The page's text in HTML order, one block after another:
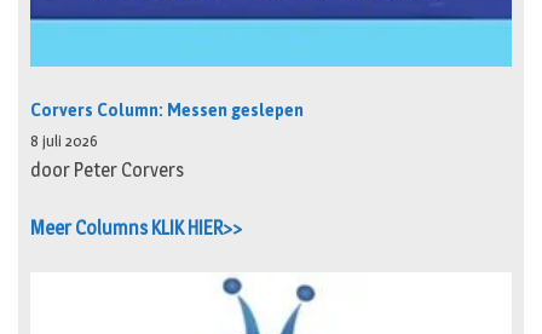
Corvers Column: Messen geslepen
8 juli 2026
door Peter Corvers
Meer Columns KLIK HIER>>